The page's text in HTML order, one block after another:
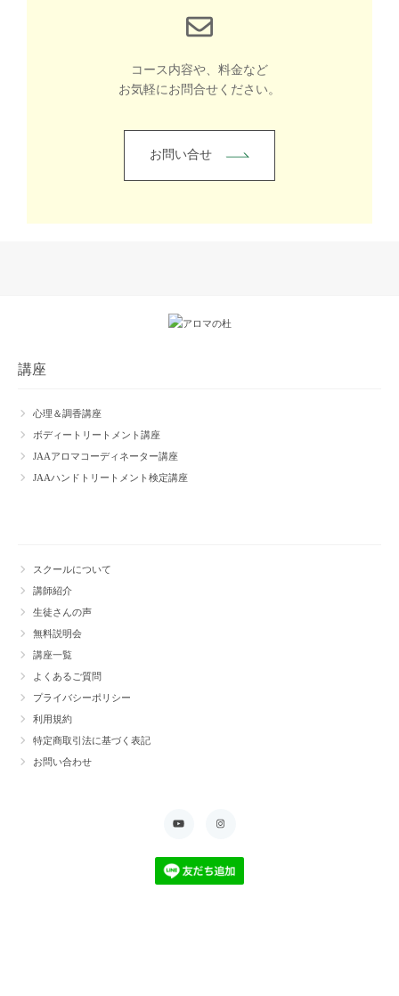
コース内容や、料金など
お気軽にお問合せください。
お問い合せ
講座
心理＆調香講座
ボディートリートメント講座
JAAアロマコーディネーター講座
JAAハンドトリートメント検定講座
スクールについて
講師紹介
生徒さんの声
無料説明会
講座一覧
よくあるご質問
プライバシーポリシー
利用規約
特定商取引法に基づく表記
お問い合わせ